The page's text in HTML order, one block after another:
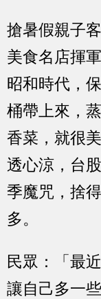
搶暑假親子
美食名店揮
昭和時代，
桶帶上來，
香菜，就很
透心涼，台
季魔咒，捨
多。
民眾：「最
讓自己多一